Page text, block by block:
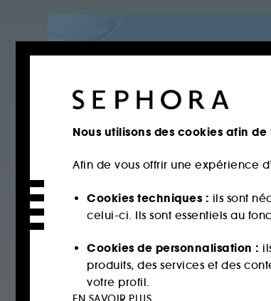
Nous utilisons des cookies afin
Afin de vous offrir une expérience
Cookies techniques : ils sont
celui-ci. Ils sont essentiels au
Cookies de personnalisation :
produits, des services et des
votre profil.